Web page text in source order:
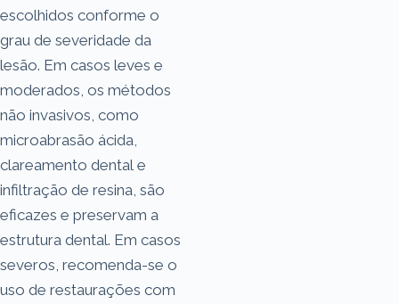
escolhidos conforme o
grau de severidade da
lesão. Em casos leves e
moderados, os métodos
não invasivos, como
microabrasão ácida,
clareamento dental e
infiltração de resina, são
eficazes e preservam a
estrutura dental. Em casos
severos, recomenda-se o
uso de restaurações com